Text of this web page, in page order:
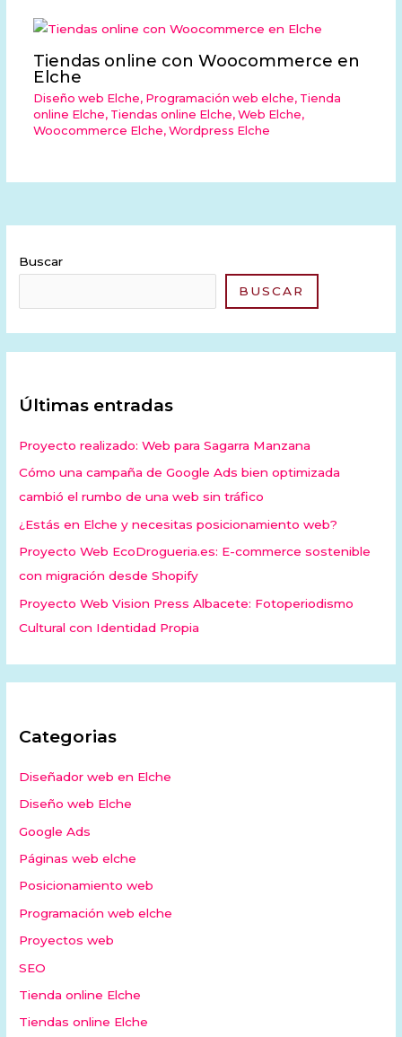
Tiendas online con Woocommerce en
Elche
Diseño web Elche, Programación web elche, Tienda
online Elche, Tiendas online Elche, Web Elche,
Woocommerce Elche, Wordpress Elche
Buscar
BUSCAR
Últimas entradas
Proyecto realizado: Web para Sagarra Manzana
Cómo una campaña de Google Ads bien optimizada
cambió el rumbo de una web sin tráfico
¿Estás en Elche y necesitas posicionamiento web?
Proyecto Web EcoDrogueria.es: E-commerce sostenible
con migración desde Shopify
Proyecto Web Vision Press Albacete: Fotoperiodismo
Cultural con Identidad Propia
Categorias
Diseñador web en Elche
Diseño web Elche
Google Ads
Páginas web elche
Posicionamiento web
Programación web elche
Proyectos web
SEO
Tienda online Elche
Tiendas online Elche